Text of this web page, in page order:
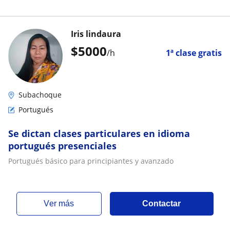
$5000/h 1ª clase gratis
Iris lindaura
Subachoque
Portugués
Se dictan clases particulares en idioma
portugués presenciales
Portugués básico para principiantes y avanzado
ver más Contactar